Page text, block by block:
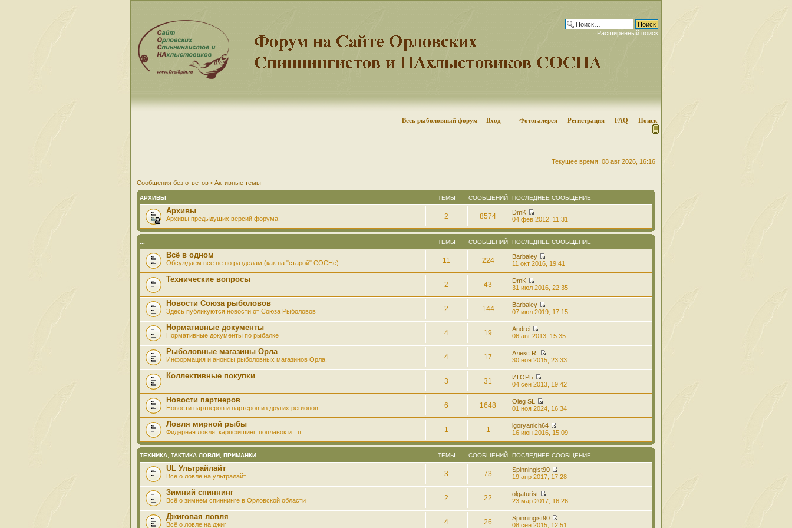
Расширенный поиск
Весь рыболовный форум Вход Фотогалерея Регистрация FAQ Поиск
Текущее время: 08 авг 2026, 16:16
Сообщения без ответов • Активные темы
АРХИВЫ ТЕМЫ СООБЩЕНИЙ ПОСЛЕДНЕЕ СООБЩЕНИЕ
Архивы
Архивы предыдущих версий форума 2 8574
DmK
04 фев 2012, 11:31
ТЕМЫ СООБЩЕНИЙ ПОСЛЕДНЕЕ СООБЩЕНИЕ
Всё в одном
Обсуждаем все не по разделам (как на "старой" СОСНе) 11 224
Barbaley
11 окт 2016, 19:41
Технические вопросы
2 43
DmK
31 июл 2016, 22:35
Новости Союза рыболовов
Здесь публикуются новости от Союза Рыболовов 2 144
Barbaley
07 июл 2019, 17:15
Нормативные документы
Нормативные документы по рыбалке 4 19
Andrei
06 авг 2013, 15:35
Рыболовные магазины Орла
Информация и анонсы рыболовных магазинов Орла. 4 17
Алекс R.
30 ноя 2015, 23:33
Коллективные покупки
3 31
ИГОРЬ
04 сен 2013, 19:42
Новости партнеров
Новости партнеров и партеров из других регионов 6 1648
Oleg SL
01 ноя 2024, 16:34
Ловля мирной рыбы
Фидерная ловля, карпфишинг, поплавок и т.п. 1 1
igoryanich64
16 июн 2016, 15:09
ТЕХНИКА, ТАКТИКА ЛОВЛИ, ПРИМАНКИ ТЕМЫ СООБЩЕНИЙ ПОСЛЕДНЕЕ СООБЩЕНИЕ
UL Ультрайлайт
Все о ловле на ультралайт 3 73
Spinningist90
19 апр 2017, 17:28
Зимний спиннинг
Всё о зимнем спиннинге в Орловской области 2 22
olgaturist
23 мар 2017, 16:26
Джиговая ловля
Всё о ловле на джиг 4 26
Spinningist90
08 сен 2015, 12:51